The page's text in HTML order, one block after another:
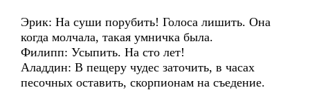
Эрик: На суши порубить! Голоса лишить. Она
когда молчала, такая умничка была.
Филипп: Усыпить. На сто лет!
Аладдин: В пещеру чудес заточить, в часах
песочных оставить, скорпионам на съедение.